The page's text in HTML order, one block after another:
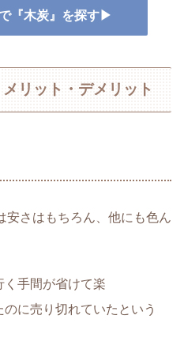
『木炭』を探す▶
リット・デメリット
安さはもちろん、他にも色ん
手間が省けて楽
に売り切れていたという